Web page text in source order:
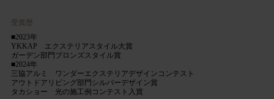
受賞歴
■2023年
YKKAP エクステリアスタイル大賞
ガーデン部門ブロンズスタイル賞
■2024年
三協アルミ ワンダーエクステリアデザインコンテスト
アウトドアリビング部門シルバーデザイン賞
タカショー 光の施工例コンテスト入賞